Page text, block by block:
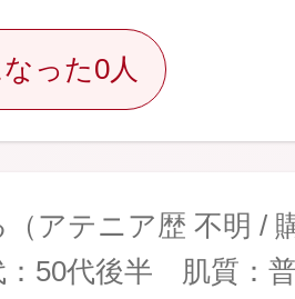
った0人
（アテニア歴 不明 /
：50代後半 肌質：